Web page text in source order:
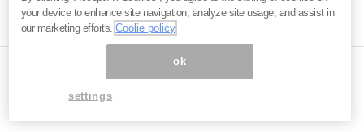
ページ内の商標は全て商標権者に属します。無断転載を禁じます。 ©
your device to enhance site navigation, analyze site usage, and assist in
our marketing efforts.Coolie policy
ok
settings